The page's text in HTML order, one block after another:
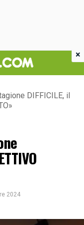
DIFFICILE, il
2024
×